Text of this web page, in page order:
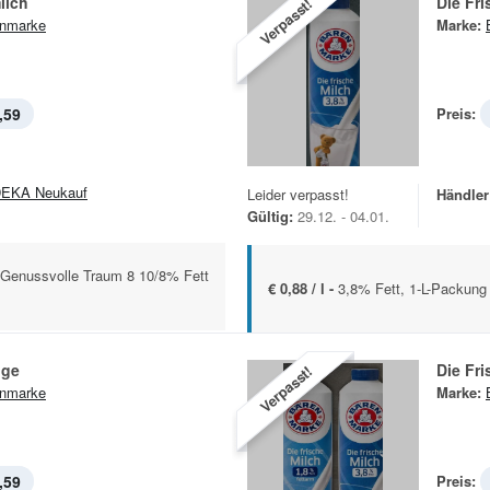
Neukauf
Traum 8 10/8% Fett
Verpasst! Marke:
Preis:
Leider verpasst!
Gültig: 29.12. - 04.01.
€ 0,88 / l - 3,8% Fett, 1-L-Packung
Verpasst! Die
Marke:
Preis: